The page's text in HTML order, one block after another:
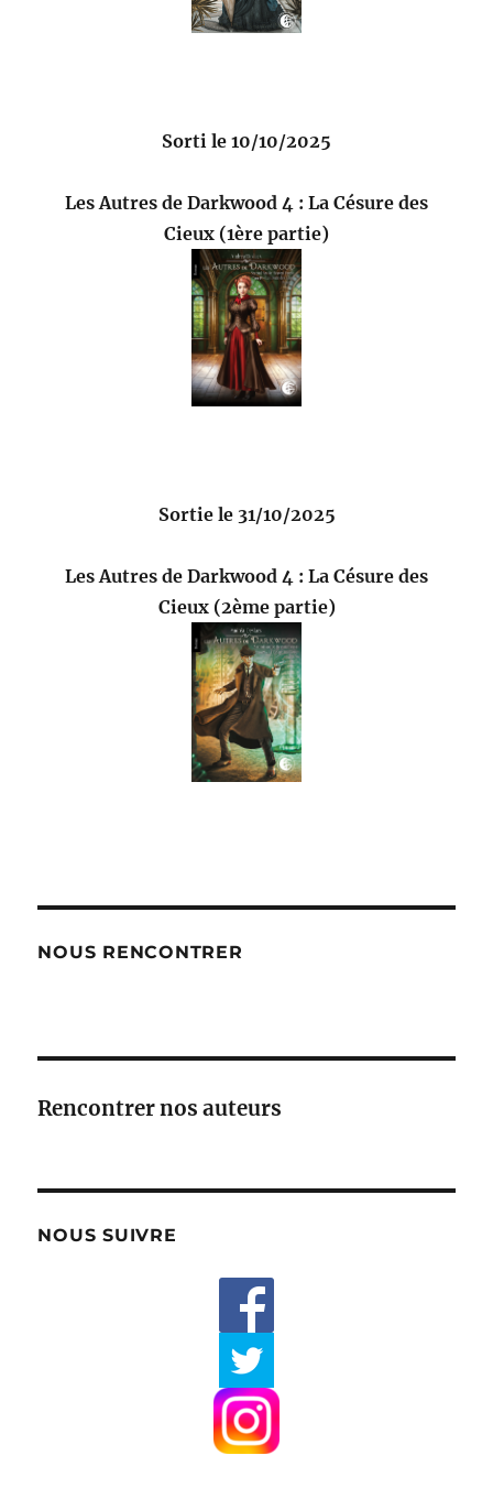
Sorti le 10/10/2025
Les Autres de Darkwood 4 : La Césure des
Cieux (1ère partie)
Sortie le 31/10/2025
Les Autres de Darkwood 4 : La Césure des
Cieux (2ème partie)
NOUS RENCONTRER
Rencontrer nos auteurs
NOUS SUIVRE